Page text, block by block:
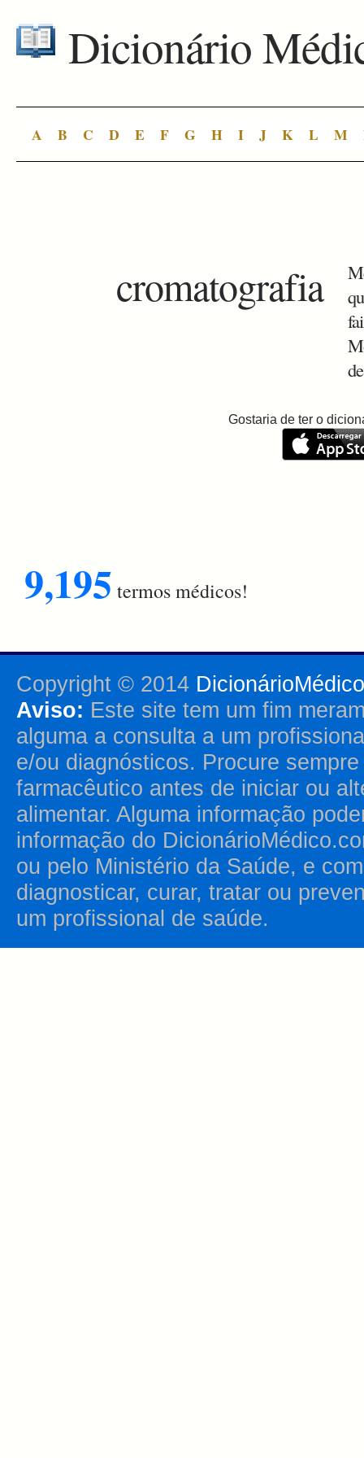
Dicionário
A B C D E F G H I J K L M
cromatografia
Gostaria de ter o
9,195 termos médicos!
Copyright © 2014
Aviso: Este site tem um fim
alguma a consulta a um
e/ou diagnósticos. Procure
farmacêutico antes de iniciar ou
alimentar. Alguma informação
informação do
ou pelo Ministério da Saúde, e
diagnosticar, curar, tratar ou
um profissional de saúde.